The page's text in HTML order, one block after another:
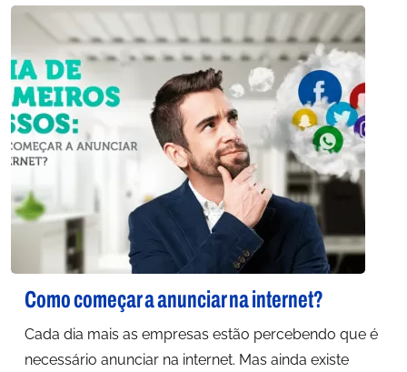
Como começar a anunciar na internet?
Cada dia mais as empresas estão percebendo que é
necessário anunciar na internet. Mas ainda existe